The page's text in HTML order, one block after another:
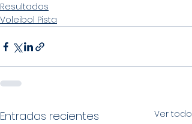
Resultados
Voleibol Pista
Entradas recientes Ver todo